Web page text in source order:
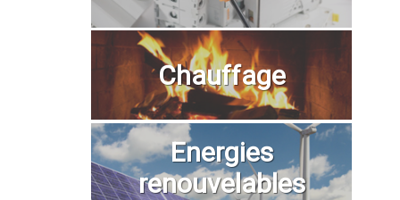
Chauffage
Energies
renouvelables